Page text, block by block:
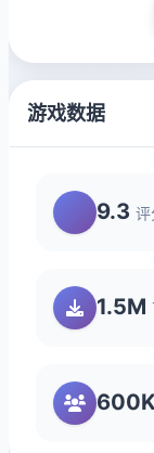
游戏数据
9.3 评
1.5M